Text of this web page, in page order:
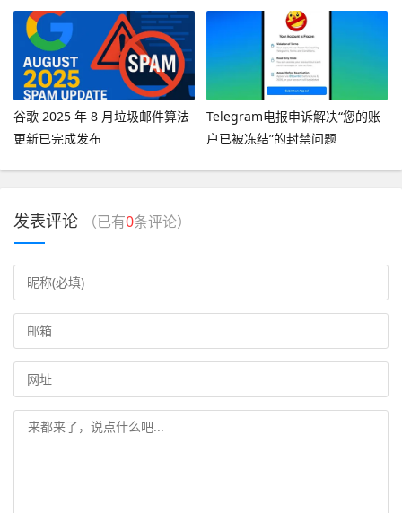
消息”
谷歌 2025 年 8 月垃圾邮件算法
更新已完成发布
Telegram电报申诉解决“您的账
户已被冻结”的封禁问题
发表评论 （已有0条评论）